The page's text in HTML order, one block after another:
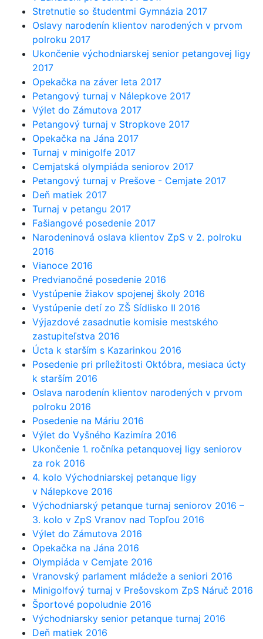
Stretnutie so študentmi Gymnázia 2017
Oslavy narodenín klientov narodených v prvom
polroku 2017
Ukončenie východniarskej senior petangovej ligy
2017
Opekačka na záver leta 2017
Petangový turnaj v Nálepkove 2017
Výlet do Zámutova 2017
Petangový turnaj v Stropkove 2017
Opekačka na Jána 2017
Turnaj v minigolfe 2017
Cemjatská olympiáda seniorov 2017
Petangový turnaj v Prešove - Cemjate 2017
Deň matiek 2017
Turnaj v petangu 2017
Fašiangové posedenie 2017
Narodeninová oslava klientov ZpS v 2. polroku
2016
Vianoce 2016
Predvianočné posedenie 2016
Vystúpenie žiakov spojenej školy 2016
Vystúpenie detí zo ZŠ Sídlisko II 2016
Výjazdové zasadnutie komisie mestského
zastupiteľstva 2016
Úcta k starším s Kazarinkou 2016
Posedenie pri príležitosti Októbra, mesiaca úcty
k starším 2016
Oslava narodenín klientov narodených v prvom
polroku 2016
Posedenie na Máriu 2016
Výlet do Vyšného Kazimíra 2016
Ukončenie 1. ročníka petanquovej ligy seniorov
za rok 2016
4. kolo Východniarskej petanque ligy
v Nálepkove 2016
Východniarský petanque turnaj seniorov 2016 –
3. kolo v ZpS Vranov nad Topľou 2016
Výlet do Zámutova 2016
Opekačka na Jána 2016
Olympiáda v Cemjate 2016
Vranovský parlament mládeže a seniori 2016
Minigolfový turnaj v Prešovskom ZpS Náruč 2016
Športové popoludnie 2016
Východniarsky senior petanque turnaj 2016
Deň matiek 2016